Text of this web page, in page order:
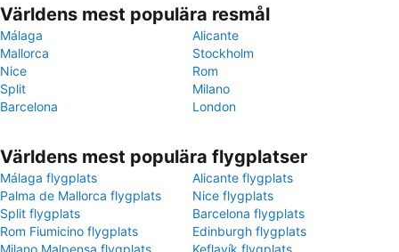
Världens mest populära resmål
Málaga
Alicante
Mallorca
Stockholm
Nice
Rom
Split
Milano
Barcelona
London
Världens mest populära flygplatser
Málaga flygplats
Alicante flygplats
Palma de Mallorca flygplats
Nice flygplats
Split flygplats
Barcelona flygplats
Rom Fiumicino flygplats
Edinburgh flygplats
Milano Malpensa flygplats
Keflavík flygplats